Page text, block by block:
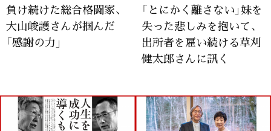
負け続けた総合格闘家、
大山峻護さんが掴んだ
「感謝の力」
「とにかく離さない」妹を
失った悲しみを抱いて、
出所者を雇い続ける草刈
健太郎さんに訊く